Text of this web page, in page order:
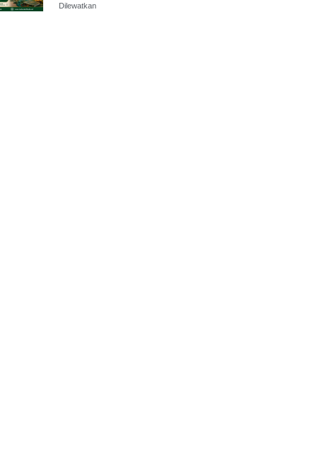
Dilewatkan